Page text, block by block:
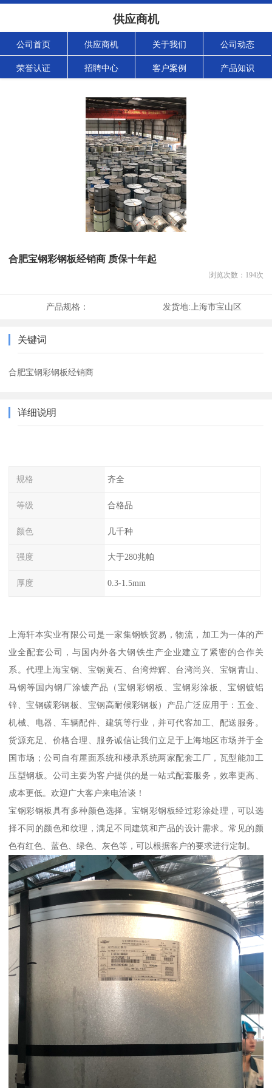
供应商机
公司首页 供应商机 关于我们 公司动态
荣誉认证 招聘中心 客户案例 产品知识
合肥宝钢彩钢板经销商 质保十年起
浏览次数： 194次
产品规格： 发货地: 上海市宝山区
关键词
合肥宝钢彩钢板经销商
详细说明
规格 齐全
等级 合格品
颜色 几千种
强度 大于280兆帕
厚度 0.3-1.5mm
上海轩本实业有限公司是一家集钢铁贸易，物流，加工为一体的产
业全配套公司，与国内外各大钢铁生产企业建立了紧密的合作关
系。代理上海宝钢、宝钢黄石、台湾烨辉、台湾尚兴、宝钢青山、
马钢等国内钢厂涂镀产品（宝钢彩钢板、宝钢彩涂板、宝钢镀铝
锌、宝钢碳彩钢板、宝钢高耐候彩钢板）产品广泛应用于：五金、
机械、电器、车辆配件、建筑等行业，并可代客加工、配送服务。
货源充足、价格合理、服务诚信让我们立足于上海地区市场并于全
国市场；公司自有屋面系统和楼承系统两家配套工厂，瓦型能加工
压型钢板。公司主要为客户提供的是一站式配套服务，效率更高、
成本更低。欢迎广大客户来电洽谈！
宝钢彩钢板具有多种颜色选择。宝钢彩钢板经过彩涂处理，可以选
择不同的颜色和纹理，满足不同建筑和产品的设计需求。常见的颜
色有红色、蓝色、绿色、灰色等，可以根据客户的要求进行定制。